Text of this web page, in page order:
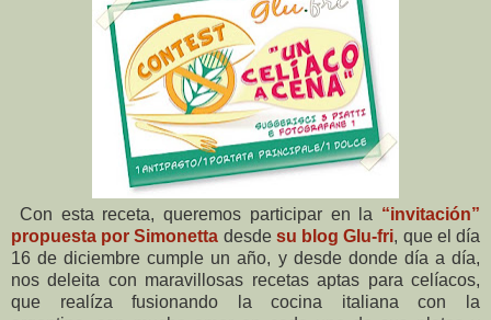
Con esta receta, queremos participar en la “invitación”
propuesta por Simonetta desde su blog Glu-fri, que el día
16 de diciembre cumple un año, y desde donde día a día,
nos deleita con maravillosas recetas aptas para celíacos,
que realíza fusionando la cocina italiana con la